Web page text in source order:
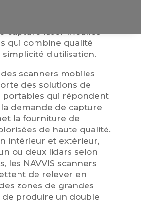
capture laser mobiles
qui combine qualité
d’utilisation.
scanners mobiles
des solutions de
portables qui répondent
demande de capture
la fourniture de
de haute qualité.
intérieur et extérieur,
ou deux lidars selon
les NAVVIS scanners
de relever en
zones de grandes
de produire un double